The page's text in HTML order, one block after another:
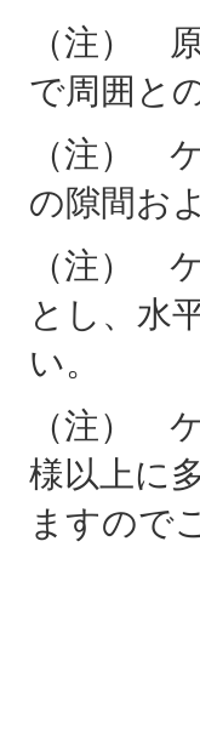
（注）
で周囲と
（注）
の隙間お
（注）
とし、水
い。
（注）
様以上に
ますので